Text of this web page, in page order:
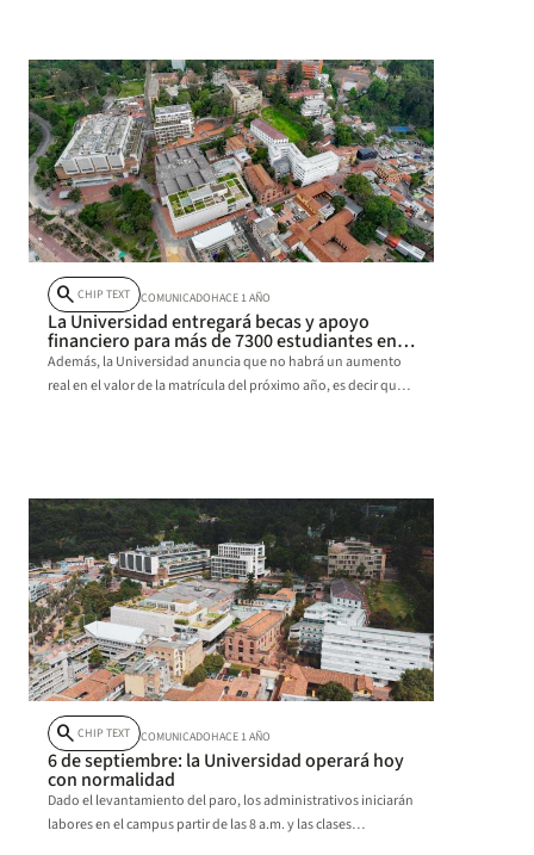
search CHIP TEXT COMUNICADOHACE 1 AÑO
La Universidad entregará becas y apoyo
financiero para más de 7300 estudiantes en
2025
Además, la Universidad anuncia que no habrá un aumento
real en el valor de la matrícula del próximo año, es decir que
search CHIP TEXT COMUNICADOHACE 1 AÑO
6 de septiembre: la Universidad operará hoy
con normalidad
Dado el levantamiento del paro, los administrativos iniciarán
labores en el campus partir de las 8 a.m. y las clases